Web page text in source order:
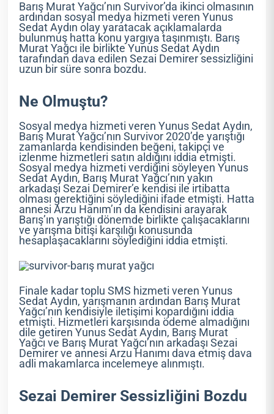
Barış Murat Yağcı’nın Survivor’da ikinci olmasının
ardından sosyal medya hizmeti veren Yunus
Sedat Aydın olay yaratacak açıklamalarda
bulunmuş hatta konu yargıya taşınmıştı. Barış
Murat Yağcı ile birlikte Yunus Sedat Aydın
tarafından dava edilen Sezai Demirer sessizliğini
uzun bir süre sonra bozdu.
Ne Olmuştu?
Sosyal medya hizmeti veren Yunus Sedat Aydın,
Barış Murat Yağcı’nın Survivor 2020’de yarıştığı
zamanlarda kendisinden beğeni, takipçi ve
izlenme hizmetleri satın aldığını iddia etmişti.
Sosyal medya hizmeti verdiğini söyleyen Yunus
Sedat Aydın, Barış Murat Yağcı’nın yakın
arkadaşı Sezai Demirer’e kendisi ile irtibatta
olması gerektiğini söylediğini ifade etmişti. Hatta
annesi Arzu Hanım’ın da kendisini arayarak
Barış’ın yarıştığı dönemde birlikte çalışacaklarını
ve yarışma bitişi karşılığı konusunda
hesaplaşacaklarını söylediğini iddia etmişti.
Finale kadar toplu SMS hizmeti veren Yunus
Sedat Aydın, yarışmanın ardından Barış Murat
Yağcı’nın kendisiyle iletişimi kopardığını iddia
etmişti. Hizmetleri karşısında ödeme almadığını
dile getiren Yunus Sedat Aydın, Barış Murat
Yağcı ve Barış Murat Yağcı’nın arkadaşı Sezai
Demirer ve annesi Arzu Hanımı dava etmiş dava
adli makamlarca incelemeye alınmıştı.
Sezai Demirer Sessizliğini Bozdu